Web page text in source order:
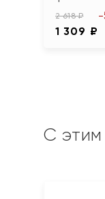
2 618 ₽
1 309 ₽
-
С